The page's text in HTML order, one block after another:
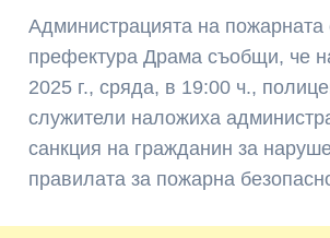
Администрацията на
префектура Драма съобщи, че
2025 г., сряда, в 19:00 ч.,
служители наложиха
санкция на гражданин за
правилата за пожарна